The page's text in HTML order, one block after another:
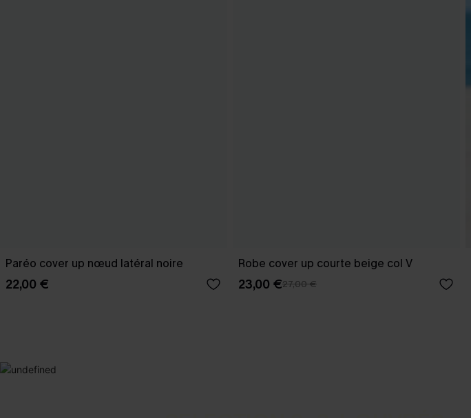
Paréo cover up nœud latéral noire
22,00 €
Robe cover up courte beige col V
23,00 €27,00 €